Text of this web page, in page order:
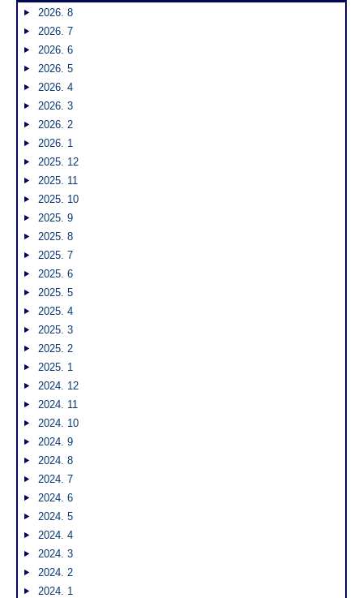
2026. 8
2026. 7
2026. 6
2026. 5
2026. 4
2026. 3
2026. 2
2026. 1
2025. 12
2025. 11
2025. 10
2025. 9
2025. 8
2025. 7
2025. 6
2025. 5
2025. 4
2025. 3
2025. 2
2025. 1
2024. 12
2024. 11
2024. 10
2024. 9
2024. 8
2024. 7
2024. 6
2024. 5
2024. 4
2024. 3
2024. 2
2024. 1